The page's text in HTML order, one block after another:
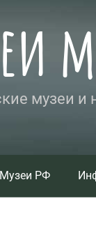
музеи и
Музеи РФ